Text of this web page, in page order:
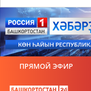
ПРЯМОЙ ЭФИР